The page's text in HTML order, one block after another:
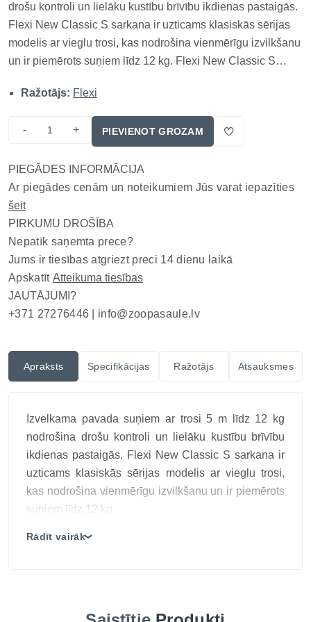
drošu kontroli un lielāku kustību brīvību ikdienas pastaigās.
Flexi New Classic S sarkana ir uzticams klasiskās sērijas
modelis ar vieglu trosi, kas nodrošina vienmērīgu izvilkšanu
un ir piemērots suņiem līdz 12 kg. Flexi New Classic S
kas nodrošina vienmērīgu izvilkšanu un ir p...
Ražotājs: Flexi
- + PIEVIENOT GROZAM
PIEGĀDES INFORMĀCIJA
Ar piegādes cenām un noteikumiem Jūs varat iepazīties
šeit
PIRKUMU DROŠĪBA
Nepatīk saņemta prece?
Jums ir tiesības atgriezt preci 14 dienu laikā
Apskatīt Atteikuma tiesības
JAUTĀJUMI?
+371 27276446 | info@zoopasaule.lv
Apraksts Specifikācijas Ražotājs Atsauksmes
Izvelkama pavada suņiem ar trosi 5 m līdz 12 kg
nodrošina drošu kontroli un lielāku kustību brīvību
ikdienas pastaigās. Flexi New Classic S sarkana ir
uzticams klasiskās sērijas modelis ar vieglu trosi,
kas nodrošina vienmērīgu izvilkšanu un ir piemērots
suņiem līdz 12 kg.
jūsu suņa kustībām, un ieripinās atpakaļ, saglabājot
Rādīt vairāk❯